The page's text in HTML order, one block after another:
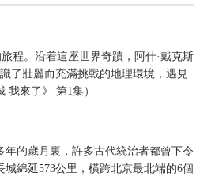
程。沿着這座世界奇蹟，阿什·戴克斯
了壯麗而充滿挑戰的地理環境，遇見
來了》 第1集）
的歲月裏，許多古代統治者都曾下令
綿延573公里，橫跨北京最北端的6個